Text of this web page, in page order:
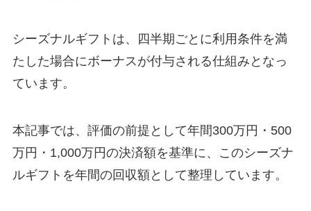
シーズナルギフトは、四半期ごとに利用条件を満
たした場合にボーナスが付与される仕組みとなっ
ています。
本記事では、評価の前提として年間300万円・500
万円・1,000万円の決済額を基準に、このシーズナ
ルギフトを年間の回収額として整理しています。